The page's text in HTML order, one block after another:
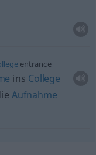
entrance
ins College
Aufnahme